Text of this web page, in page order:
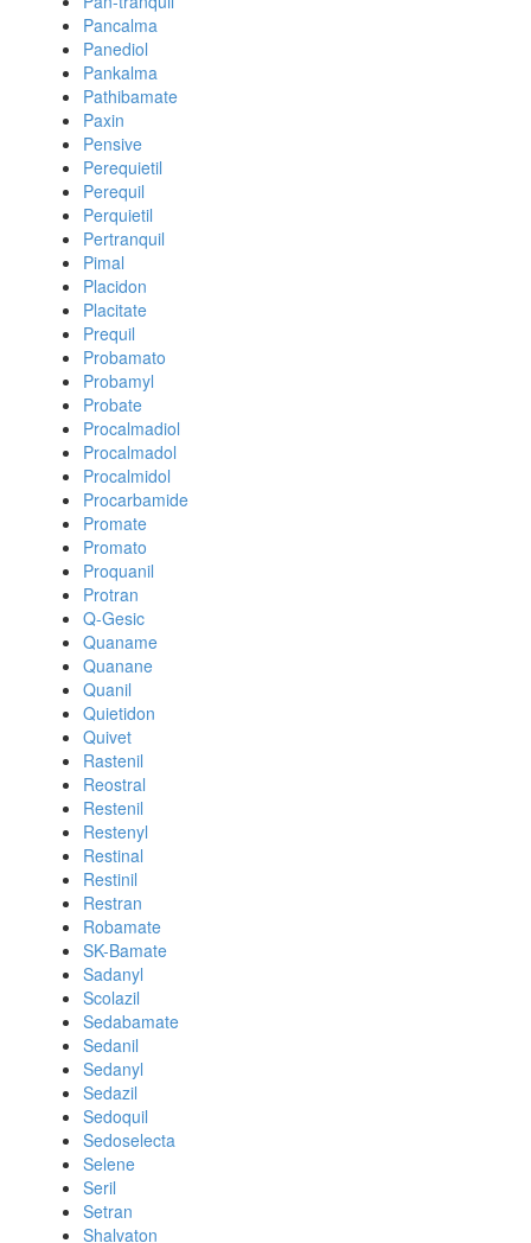
Pancalma
Panediol
Pankalma
Pathibamate
Paxin
Pensive
Perequietil
Perequil
Perquietil
Pertranquil
Pimal
Placidon
Placitate
Prequil
Probamato
Probamyl
Probate
Procalmadiol
Procalmadol
Procalmidol
Procarbamide
Promate
Promato
Proquanil
Protran
Q-Gesic
Quaname
Quanane
Quanil
Quietidon
Quivet
Rastenil
Reostral
Restenil
Restenyl
Restinal
Restinil
Restran
Robamate
SK-Bamate
Sadanyl
Scolazil
Sedabamate
Sedanil
Sedanyl
Sedazil
Sedoquil
Sedoselecta
Selene
Seril
Setran
Shalvaton